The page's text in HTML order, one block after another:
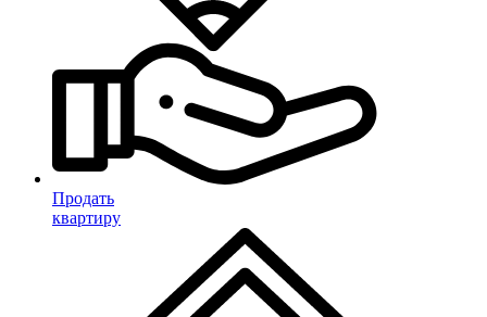
Продать
квартиру